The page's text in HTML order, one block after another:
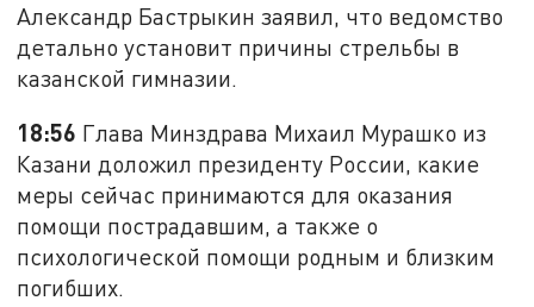
Александр Бастрыкин заявил, что ведомство
детально установит причины стрельбы в
казанской гимназии.
18:56 Глава Минздрава Михаил Мурашко из
Казани доложил президенту России, какие
меры сейчас принимаются для оказания
помощи пострадавшим, а также о
психологической помощи родным и близким
погибших.